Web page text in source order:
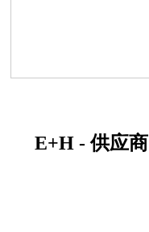
E+H - 供应商